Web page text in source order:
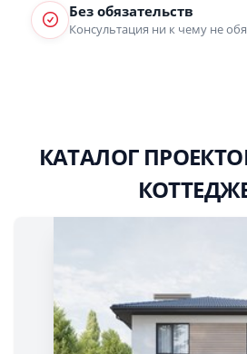
Без обязательств
Консультация ни к чему не
КАТАЛОГ